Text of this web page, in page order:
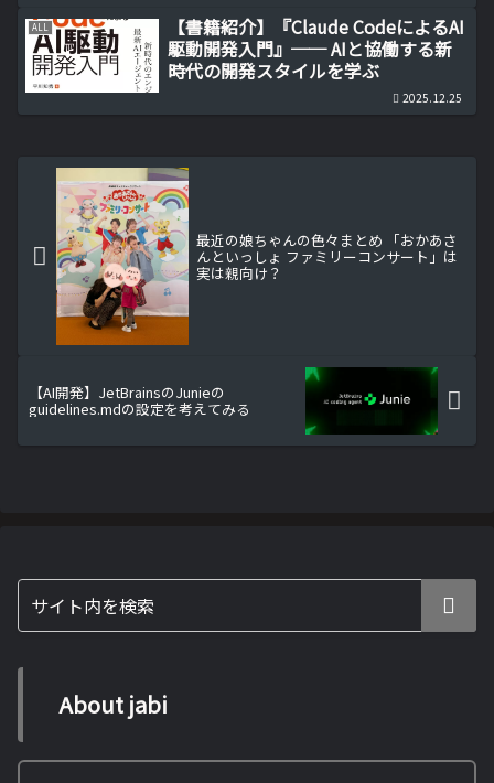
ALL
【書籍紹介】『Claude CodeによるAI
駆動開発入門』── AIと協働する新
時代の開発スタイルを学ぶ
2025.12.25
最近の娘ちゃんの色々まとめ 「おかあさ
んといっしょ ファミリーコンサート」は
実は親向け？
【AI開発】JetBrainsのJunieの
guidelines.mdの設定を考えてみる
About jabi